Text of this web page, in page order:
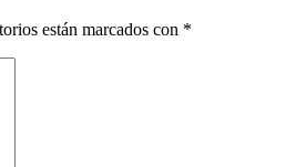
están marcados con *